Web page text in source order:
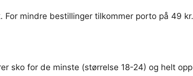
mindre bestillinger tilkommer porto på 49 kr.
sko for de minste (størrelse 18-24) og helt